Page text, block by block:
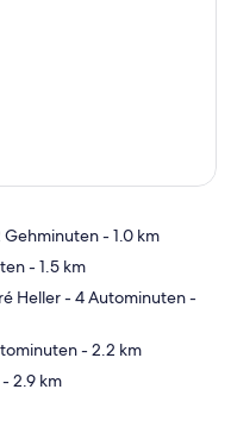
Gehminuten- 1.0 km
- 1.5 km
Heller- 4 Autominuten-
- 2.2 km
- 2.9 km